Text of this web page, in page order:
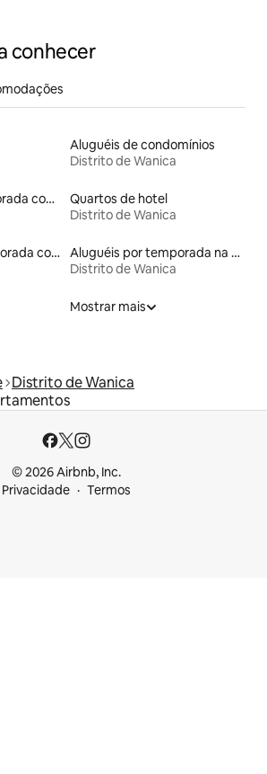
conhecer
Aluguéis de condomínios
Distrito de Wanica
Aluguéis por temporada com banheira de hidromassagem
Quartos de hotel
Distrito de Wanica
Locações por temporada com piscina
Aluguéis por temporada na orla
Distrito de Wanica
Mostrar mais
Distrito de Wanica
© 2026 Airbnb, Inc.
Privacidade
Termos